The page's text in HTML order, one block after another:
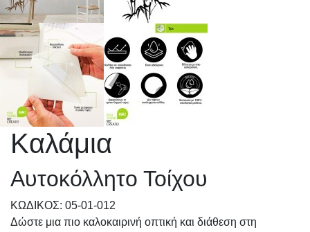
Καλάμια
Αυτοκόλλητο Τοίχου
KΩΔΙΚΟΣ: 05-01-012
Δώστε μια πιο καλοκαιρινή οπτική και διάθεση στη